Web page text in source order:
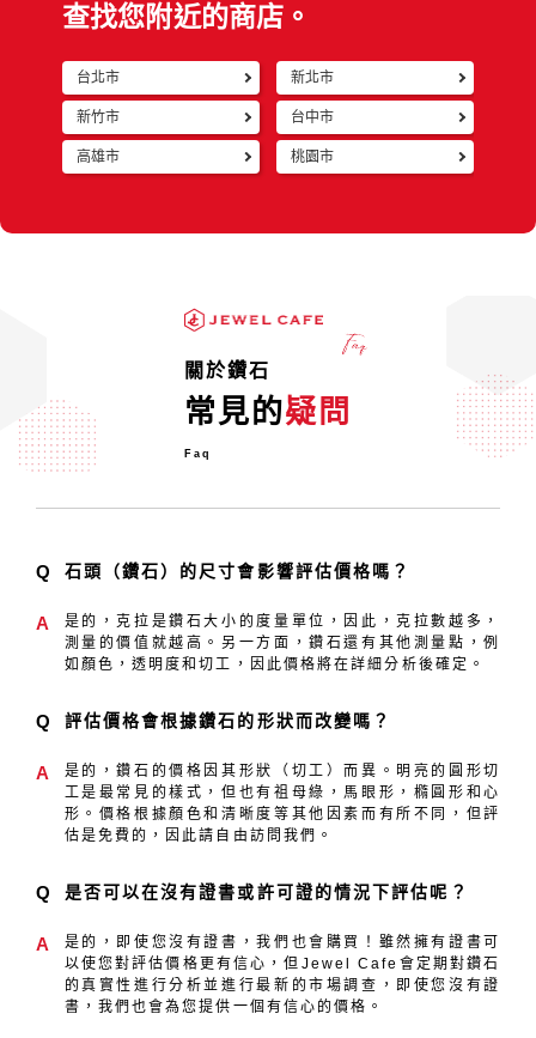
查找您附近的商店。
台北市 新北市
新竹市 台中市
高雄市 桃園市
關於鑽石
常見的疑問
Faq
Q 石頭（鑽石）的尺寸會影響評估價格嗎？
A
是的，克拉是鑽石大小的度量單位，因此，克拉數越多，
測量的價值就越高。另一方面，鑽石還有其他測量點，例
如顏色，透明度和切工，因此價格將在詳細分析後確定。
Q 評估價格會根據鑽石的形狀而改變嗎？
A
是的，鑽石的價格因其形狀（切工）而異。明亮的圓形切
工是最常見的樣式，但也有祖母綠，馬眼形，橢圓形和心
形。價格根據顏色和清晰度等其他因素而有所不同，但評
估是免費的，因此請自由訪問我們。
Q 是否可以在沒有證書或許可證的情況下評估呢？
A
是的，即使您沒有證書，我們也會購買！雖然擁有證書可
以使您對評估價格更有信心，但Jewel Cafe會定期對鑽石
的真實性進行分析並進行最新的市場調查，即使您沒有證
書，我們也會為您提供一個有信心的價格。